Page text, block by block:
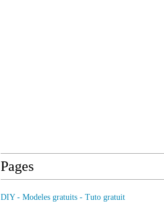
Pages
DIY - Modeles gratuits - Tuto gratuit